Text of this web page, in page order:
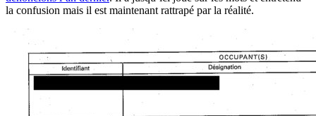
la confusion mais il est maintenant rattrapé par la réalité.